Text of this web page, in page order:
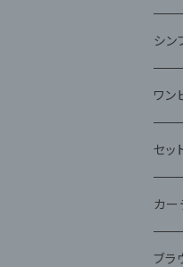
ファ
シン
ワン
セッ
ジャ
アン
カー
ブラ